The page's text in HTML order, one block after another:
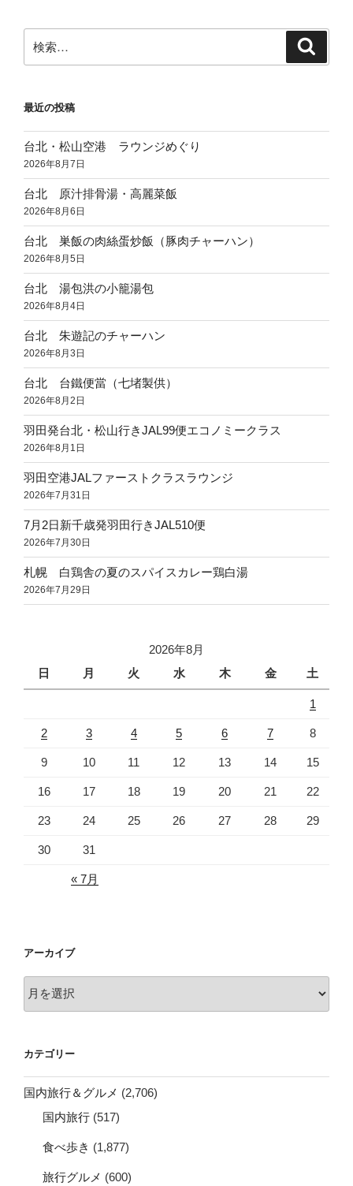
ー
シ
索:
最近の投稿
台北・松山空港 ラウンジめぐり
2026年8月7日
台北 原汁排骨湯・高麗菜飯
2026年8月6日
台北 巣飯の肉絲蛋炒飯（豚肉チャーハン）
2026年8月5日
台北 湯包洪の小籠湯包
2026年8月4日
台北 朱遊記のチャーハン
2026年8月3日
台北 台鐵便當（七堵製供）
2026年8月2日
羽田発台北・松山行きJAL99便エコノミークラス
2026年8月1日
羽田空港JALファーストクラスラウンジ
2026年7月31日
7月2日新千歳発羽田行きJAL510便
2026年7月30日
札幌 白鶏舎の夏のスパイスカレー鶏白湯
2026年7月29日
2026年8月
日
月 火 水 木 金 土
1
2 3 4 5 6 7 8
9 10 11 12 13 14 15
16 17 18 19 20 21 22
23 24 25 26 27 28 29
30 31
« 7月
アーカイブ
ー
ブ
カテゴリー
国内旅行＆グルメ (2,706)
国内旅行 (517)
食べ歩き (1,877)
旅行グルメ (600)